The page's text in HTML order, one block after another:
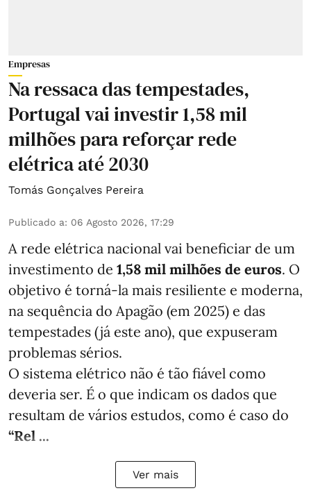
Empresas
Na ressaca das tempestades,
Portugal vai investir 1,58 mil
milhões para reforçar rede
elétrica até 2030
Tomás Gonçalves Pereira
Publicado a: 06 Agosto 2026, 17:29
A rede elétrica nacional vai beneficiar de um
investimento de 1,58 mil milhões de euros. O
objetivo é torná-la mais resiliente e moderna,
na sequência do Apagão (em 2025) e das
tempestades (já este ano), que expuseram
problemas sérios.
O sistema elétrico não é tão fiável como
deveria ser. É o que indicam os dados que
resultam de vários estudos, como é caso do
“Rel ...
Ver mais